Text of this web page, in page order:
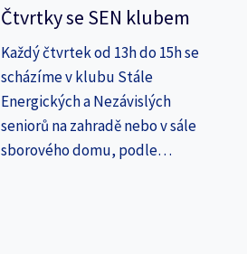
Čtvrtky se SEN klubem
Každý čtvrtek od 13h do 15h se
scházíme v klubu Stále
Energických a Nezávislých
seniorů na zahradě nebo v sále
sborového domu, podle…